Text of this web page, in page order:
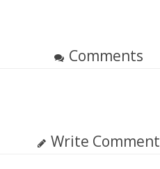
Comments
Write Comment